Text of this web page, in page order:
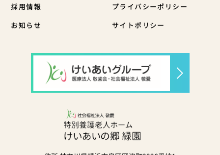
採用情報
お知らせ
プライバシーポリシー
サイトポリシー